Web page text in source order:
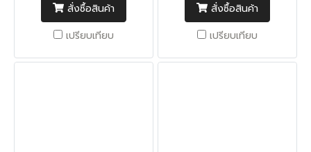
สั่งซื้อสินค้า
เปรียบเทียบ
สั่งซื้อสินค้า
เปรียบเทียบ